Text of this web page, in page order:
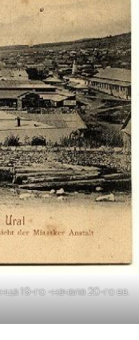
19-го -начала 20-го вв.